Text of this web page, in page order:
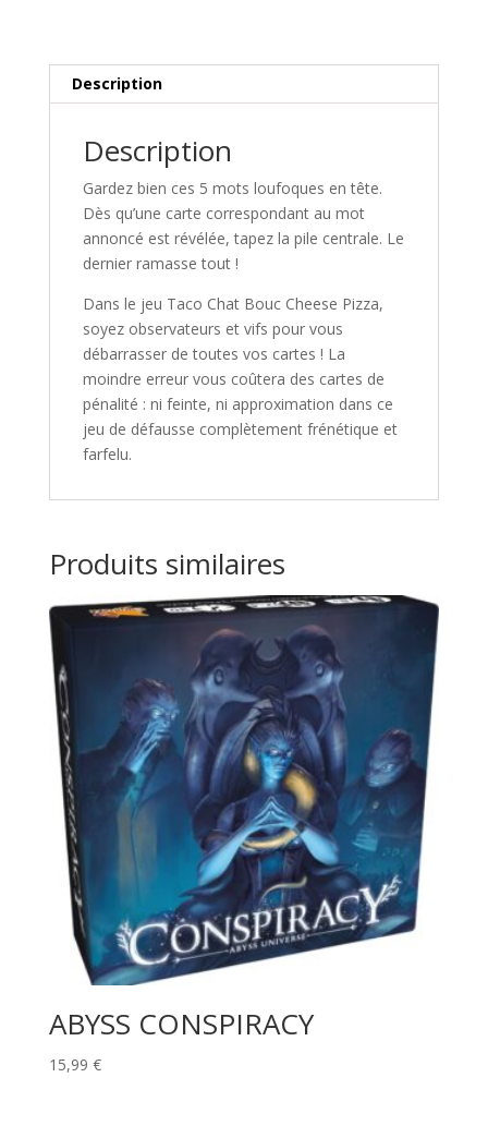
Description
Description
Gardez bien ces 5 mots loufoques en tête.
Dès qu’une carte correspondant au mot
annoncé est révélée, tapez la pile centrale. Le
dernier ramasse tout !
Dans le jeu Taco Chat Bouc Cheese Pizza,
soyez observateurs et vifs pour vous
débarrasser de toutes vos cartes ! La
moindre erreur vous coûtera des cartes de
pénalité : ni feinte, ni approximation dans ce
jeu de défausse complètement frénétique et
farfelu.
Produits similaires
ABYSS CONSPIRACY
15,99 €